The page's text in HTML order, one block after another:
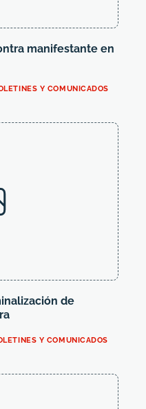
manifestante en
Y COMUNICADOS
de
Y COMUNICADOS